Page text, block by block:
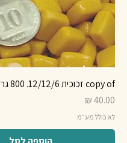
copy of זכוכית 12/12/6. 800 גרם # 13
מחיר
לא כולל מע״מ